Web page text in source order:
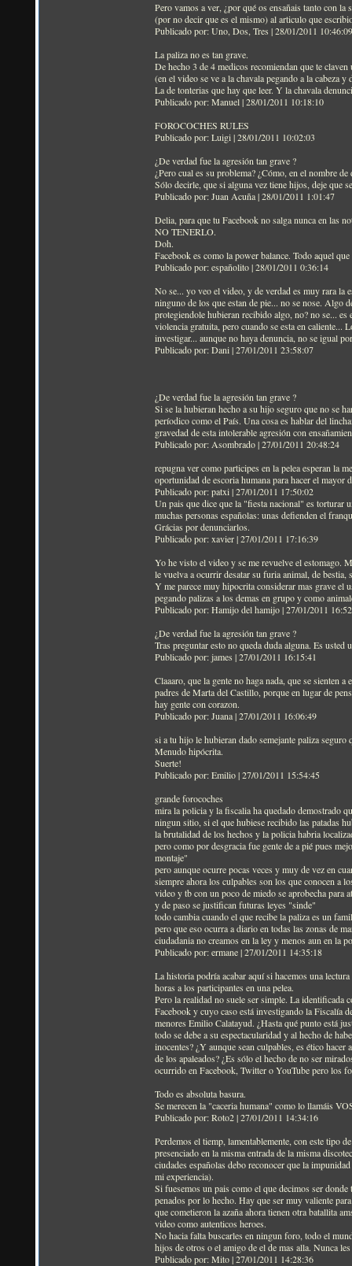
Pero vamos a ver, ¿por qué os ensañais tanto con la
(por no decir que es el mismo) al articulo que
Publicado por: Uno, Dos, Tres | 28/01/2011 10:46:09
La paliza no es tan grave.
De hecho 3 de 4 medicos recomiendan que te
(en el video se ve a la chavala pegando a la cabeza
La de tonterias que hay que leer. Y la chavala
Publicado por: Manuel | 28/01/2011 10:18:10
FOROCOCHES RULES
Publicado por: Luigi | 28/01/2011 10:02:03
¿De verdad fue la agresión tan grave ?
¿Pero cual es su problema? ¿Cómo, en el nombre
Sólo decirle, que si alguna vez tiene hijos, deje que
Publicado por: Juan Acuña | 28/01/2011 1:01:47
Delia, para que tu Facebook no salga nunca en las
NO TENERLO.
Doh.
Facebook es como la power balance. Todo aquel
Publicado por: españolito | 28/01/2011 0:36:14
No se... yo veo el video, y de verdad es muy rara la
ninguno de los que estan de pie... no se nose. Algo
protegiendole hubieran recibido algo, no? no se...
violencia gratuita, pero cuando se esta en caliente...
investigar... aunque no haya denuncia, no se igual
Publicado por: Dani | 27/01/2011 23:58:07
¿De verdad fue la agresión tan grave ?
Si se la hubieran hecho a su hijo seguro que no se
períodico como el País. Una cosa es hablar del
gravedad de esta intolerable agresión con
Publicado por: Asombrado | 27/01/2011 20:48:24
repugna ver como participes en la pelea esperan la
oportunidad de escoria humana para hacer el mayor
Publicado por: patxi | 27/01/2011 17:50:02
Un pais que dice que la "fiesta nacional" es torturar
muchas personas españolas: unas defienden el
Grácias por denunciarlos.
Publicado por: xavier | 27/01/2011 17:16:39
Yo he visto el video y se me revuelve el estomago.
le vuelva a ocurrir desatar su furia animal, de
Y me parece muy hipocrita considerar mas grave el
pegando palizas a los demas en grupo y como
Publicado por: Hamijo del hamijo | 27/01/2011
¿De verdad fue la agresión tan grave ?
Tras preguntar esto no queda duda alguna. Es usted
Publicado por: james | 27/01/2011 16:15:41
Claaaro, que la gente no haga nada, que se sienten
padres de Marta del Castillo, porque en lugar de
hay gente con corazon.
Publicado por: Juana | 27/01/2011 16:06:49
si a tu hijo le hubieran dado semejante paliza
Menudo hipócrita.
Suerte!
Publicado por: Emilio | 27/01/2011 15:54:45
grande forocoches
mira la policia y la fiscalia ha quedado demostrado
ningun sitio, si el que hubiese recibido las patadas
la brutalidad de los hechos y la policia habria
pero como por desgracia fue gente de a pié pues
montaje"
pero aunque ocurre pocas veces y muy de vez en
siempre ahora los culpables son los que conocen a
video y tb con un poco de miedo se aprobecha para
y de paso se justifican futuras leyes "sinde"
todo cambia cuando el que recibe la paliza es un
pero que eso ocurra a diario en todas las zonas de
ciudadania no creamos en la ley y menos aun en la
Publicado por: ermane | 27/01/2011 14:35:18
La historia podría acabar aquí si hacemos una
horas a los participantes en una pelea.
Pero la realidad no suele ser simple. La identificada
Facebook y cuyo caso está investigando la Fiscalía
menores Emilio Calatayud. ¿Hasta qué punto está
todo se debe a su espectacularidad y al hecho de
inocentes? ¿Y aunque sean culpables, es ético
de los apaleados? ¿Es sólo el hecho de no ser
ocurrido en Facebook, Twitter o YouTube pero los
Todo es absoluta basura.
Se merecen la "caceria humana" como lo llamáis
Publicado por: Roto2 | 27/01/2011 14:34:16
Perdemos el tiemp, lamentablemente, con este tipo
presenciado en la misma entrada de la misma
ciudades españolas debo reconocer que la
mi experiencia).
Si fuesemos un pais como el que decimos ser
penados por lo hecho. Hay que ser muy valiente
que cometieron la azaña ahora tienen otra batallita
video como autenticos heroes.
No hacia falta buscarles en ningun foro, todo el
hijos de otros o el amigo de el de mas alla. Nunca
Publicado por: Mito | 27/01/2011 14:28:36